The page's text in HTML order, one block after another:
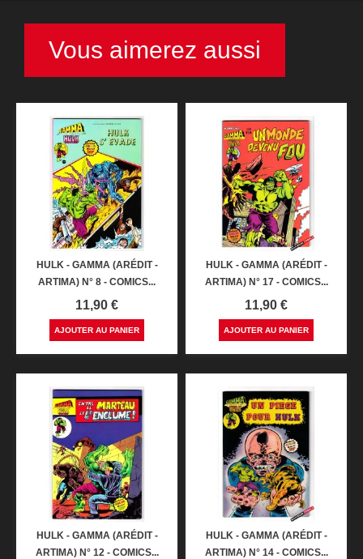
Vous aimerez aussi
HULK - GAMMA (ARÉDIT -
ARTIMA) N° 8 - COMICS...
Prix
11,90 €
AJOUTER AU PANIER
HULK - GAMMA (ARÉDIT -
ARTIMA) N° 17 - COMICS...
Prix
11,90 €
AJOUTER AU PANIER
HULK - GAMMA (ARÉDIT -
ARTIMA) N° 12 - COMICS...
HULK - GAMMA (ARÉDIT -
ARTIMA) N° 14 - COMICS...